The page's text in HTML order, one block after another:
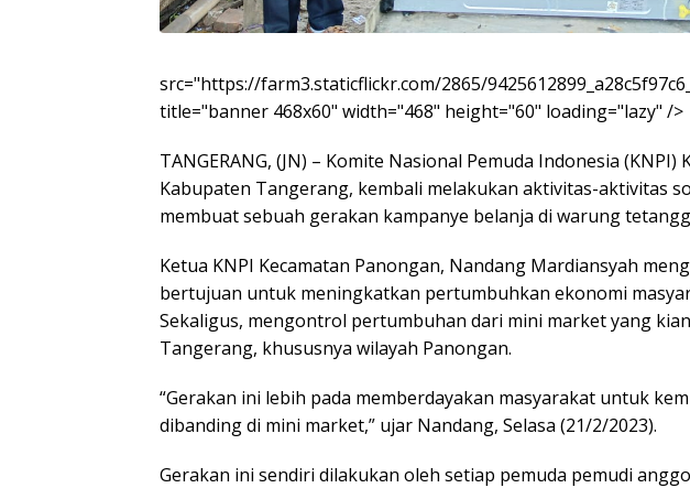
src="https://farm3.staticflickr.com/2865/
title="banner 468x60" width="468" height="60" loading="lazy" />
TANGERANG, (JN) – Komite Nasional Pemuda Indonesia (KNPI)
Kabupaten Tangerang, kembali melakukan aktivitas-aktivitas
membuat sebuah gerakan kampanye belanja di warung
Ketua KNPI Kecamatan Panongan, Nandang Mardiansyah
bertujuan untuk meningkatkan pertumbuhkan ekonomi
Sekaligus, mengontrol pertumbuhan dari mini market yang
Tangerang, khususnya wilayah Panongan.
“Gerakan ini lebih pada memberdayakan masyarakat untuk
dibanding di mini market,” ujar Nandang, Selasa (21/2/2023).
Gerakan ini sendiri dilakukan oleh setiap pemuda pemudi